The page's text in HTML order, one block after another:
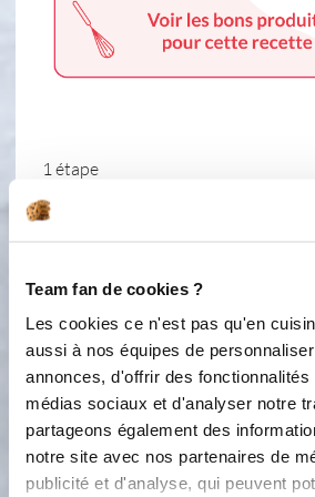
Team fan de cookies ?
Les cookies ce n'est pas qu'en
aussi à nos équipes de
annonces, d'offrir des fonctionnalités
médias sociaux et d'analyser notre
partageons également des
notre site avec nos partenaires de
publicité et d'analyse, qui peuvent
1 étape
1
oeufs avec la crème
râpé dans le moule
5 tranches de pain
les tranches de
d’emmental.
autres tranches de
Versez la
dans le moule.